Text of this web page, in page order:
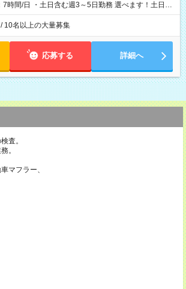
7時間/日 ・土日含む週3～5日勤務 選べます！土日も
！ ・残業は有りません！
10名以上の大量募集
応募する 詳細へ
査。
。
マフラー、